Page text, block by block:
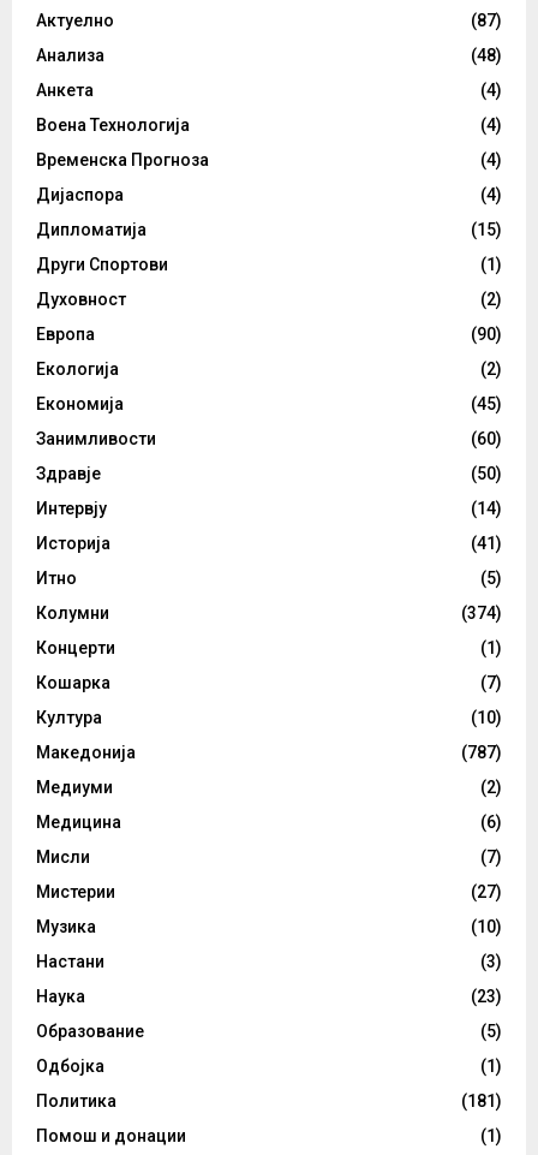
Актуелно
(87)
Анализа
(48)
Анкета
(4)
Воена Технологија
(4)
Временска Прогноза
(4)
Дијаспора
(4)
Дипломатија
(15)
Други Спортови
(1)
Духовност
(2)
Европа
(90)
Екологија
(2)
Економија
(45)
Занимливости
(60)
Здравје
(50)
Интервју
(14)
Историја
(41)
Итно
(5)
Колумни
(374)
Концерти
(1)
Кошарка
(7)
Култура
(10)
Македонија
(787)
Медиуми
(2)
Медицина
(6)
Мисли
(7)
Мистерии
(27)
Музика
(10)
Настани
(3)
Наука
(23)
Образование
(5)
Одбојка
(1)
Политика
(181)
Помош и донации
(1)